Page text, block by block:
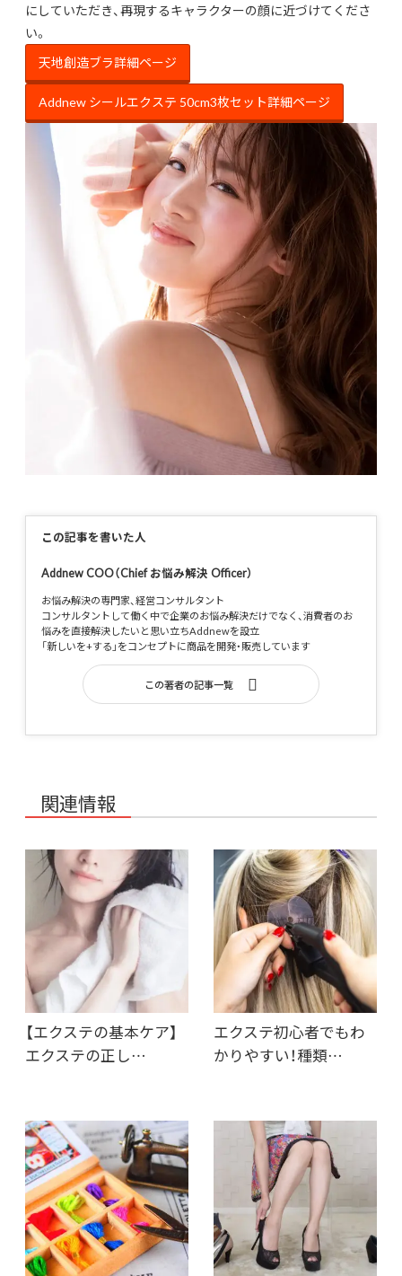
にしていただき、再現するキャラクターの顔に近づけてくださ
い。
天地創造ブラ詳細ページ
Addnew シールエクステ 50cm3枚セット詳細ページ
この記事を書いた人
Addnew COO（Chief お悩み解決 Officer）
お悩み解決の専門家、経営コンサルタント
コンサルタントして働く中で企業のお悩み解決だけでなく、消費者のお
悩みを直接解決したいと思い立ちAddnewを設立
「新しいを+する」をコンセプトに商品を開発・販売しています
この著者の記事一覧
関連情報
【エクステの基本ケア】
エクステの正し…
エクステ初心者でもわ
かりやすい！種類…